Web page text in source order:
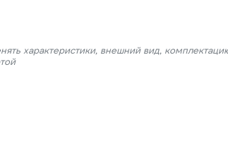
характеристики, внешний вид,